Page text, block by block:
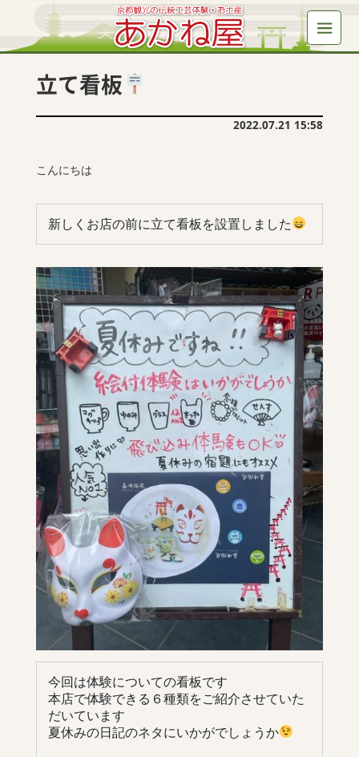
立て看板
2022.07.21 15:58
こんにちは
新しくお店の前に立て看板を設置しました
今回は体験についての看板です
本店で体験できる６種類をご紹介させていた
だいています
夏休みの日記のネタにいかがでしょうか